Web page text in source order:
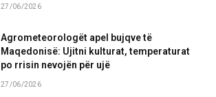
27/06/2026
Agrometeorologët apel bujqve të
Maqedonisë: Ujitni kulturat, temperaturat
po rrisin nevojën për ujë
27/06/2026